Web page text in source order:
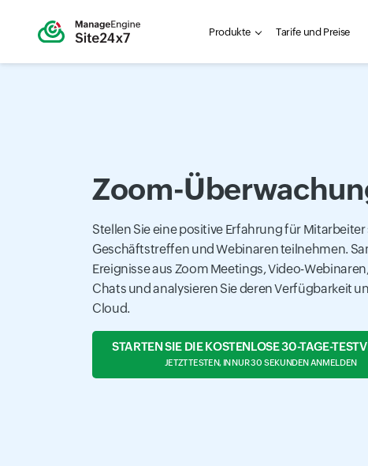
Produkte Tarife und Preise
Zoom-
Stellen Sie eine positive Erfahrung für
Geschäftstreffen und Webinaren teilnehmen.
Ereignisse aus Zoom Meetings, Video-
Chats und analysieren Sie deren Verfügbarkeit
Cloud.
STARTEN SIE DIE KOSTENLOSE 30-TAGE-
JETZT TESTEN, IN NUR 30 SEKUNDEN ANMELDEN